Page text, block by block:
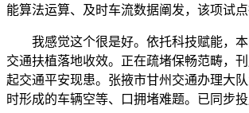
能算法运算、及时车流数据阐发，该项试
我感觉这个很是好。依托科技赋能，本
交通扶植落地收效。正在疏堵保畅范畴，
起交通平安现患。张掖市甘州交通办理大
时形成的车辆空等、口拥堵难题。已同步